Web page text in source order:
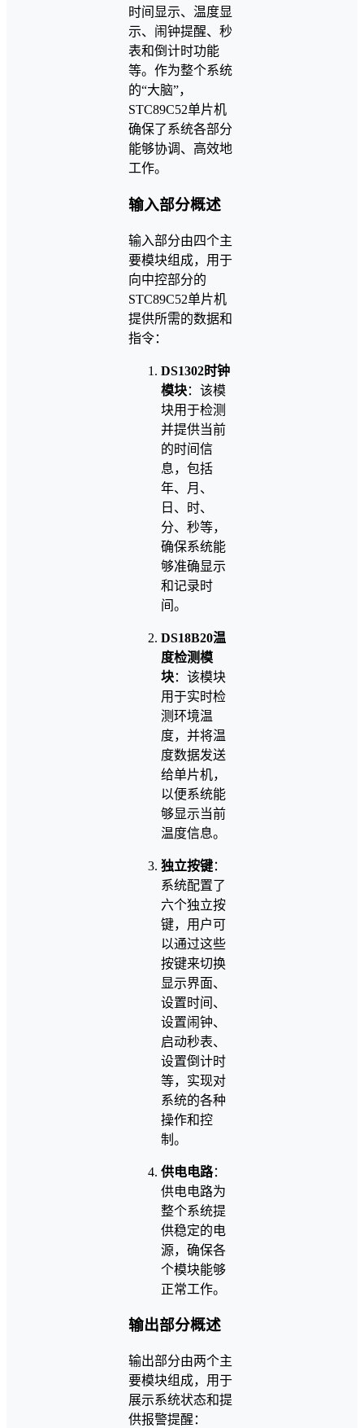
时间显示、温度显
示、闹钟提醒、秒
表和倒计时功能
等。作为整个系统
的“大脑”，
STC89C52单片机
确保了系统各部分
能够协调、高效地
工作。
输入部分概述
输入部分由四个主
要模块组成，用于
向中控部分的
STC89C52单片机
提供所需的数据和
指令：
DS1302时钟
模块：该模
块用于检测
并提供当前
的时间信
息，包括
年、月、
日、时、
分、秒等，
确保系统能
够准确显示
和记录时
间。
DS18B20温
度检测模
块：该模块
用于实时检
测环境温
度，并将温
度数据发送
给单片机，
以便系统能
够显示当前
温度信息。
独立按键：
系统配置了
六个独立按
键，用户可
以通过这些
按键来切换
显示界面、
设置时间、
设置闹钟、
启动秒表、
设置倒计时
等，实现对
系统的各种
操作和控
制。
供电电路：
供电电路为
整个系统提
供稳定的电
源，确保各
个模块能够
正常工作。
输出部分概述
输出部分由两个主
要模块组成，用于
展示系统状态和提
供报警提醒：